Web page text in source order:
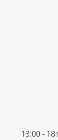
13:00 -